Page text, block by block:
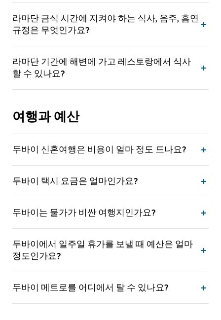
라마단 금식 시간에 지켜야 하는 식사, 음주, 흡연
규정은 무엇인가요?
라마단 기간에 해변에 가고 레스토랑에서 식사
할 수 있나요?
여행과 예산
두바이 신혼여행은 비용이 얼마 정도 드나요?
두바이 택시 요금은 얼마인가요?
두바이는 물가가 비싼 여행지인가요?
두바이에서 일주일 휴가를 보낼 때 예산은 얼마
정도인가요?
두바이 메트로를 어디에서 탈 수 있나요?